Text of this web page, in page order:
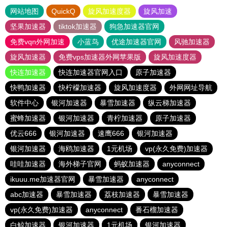
网站地图 QuickQ 旋风加速度器
旋风加速
坚果加速器
tiktok加速器
狗急加速器官网
免费vqn外网加速
小蓝鸟 优途加速器官网
风驰加速器
旋风加速器
免费vps加速器外网苹果版
旋风加速度器
快连加速器
快连加速器官网入口
原子加速器
快鸭加速器
快柠檬加速器 旋风加速度器
外网网址导航
软件中心
银河加速器 暴雪加速器
纵云梯加速器
蜜蜂加速器
银河加速器 青柠加速器
原子加速器
优云666
银河加速器 速鹰666
银河加速器
银河加速器
海鸥加速器 1元机场
vp(永久免费)加速器
哇哇加速器
海外梯子官网 蚂蚁加速器
anyconnect
ikuuu.me加速器官网
暴雪加速器
anyconnect
abc加速器
暴雪加速器 荔枝加速器
暴雪加速器
vp(永久免费)加速器
anyconnect
番石榴加速器
白鲸加速器
银河加速器 1元机场 银河加速器